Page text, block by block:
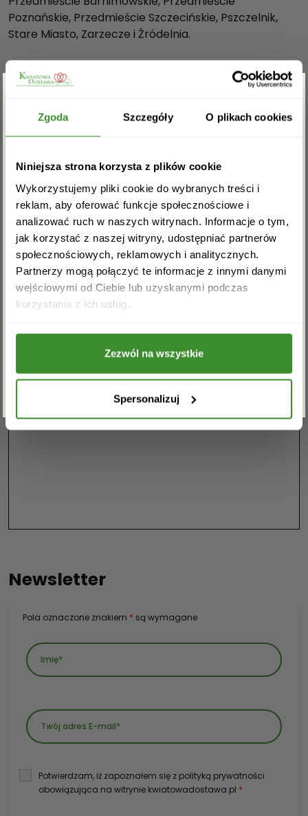
Zgoda Szczegóły O plikach cookies
Niniejsza strona korzysta z plików cookie
Wykorzystujemy pliki cookie do wybranych treści i
reklam, aby oferować funkcje społecznościowe i
analizować ruch w naszych witrynach. Informacje o tym,
jak korzystać z naszej witryny, udostępniać partnerów
społecznościowych, reklamowych i analitycznych.
Partnerzy mogą połączyć te informacje z innymi danymi
wejściowymi od Ciebie lub uzyskanymi podczas
korzystania z ich usług.
Zezwól na wszystkie
Spersonalizuj
Poznańskie, Przedmieście Szczecińskie, Pszczelnik,
Stare Miasto, Zarzecze i Źródelnia.
Nie czekaj, odwiedź naszą kwiaciarnię w Stargardzie.
Pozwól sobie na chwilę oddechu wśród piękna i
odszedł zadowolony.
dyspozycji. Zadzwoń: 91 404-09-
42
Newsletter
Pola oznaczone znakiem * są wymagane
Potwierdzam, iż zapoznałem się z polityką prywatności
obowiązująca na witrynie kwiatowadostawa.pl *
Zgarnij rabat -5%
Zapisz się do newslettera i zgarnij
rabat na pierwsze zakupy!
Akceptuję regulamin i wyrażam zgodę na
przetwarzanie powyższych danych osobowych
ZAPISZ SIĘ